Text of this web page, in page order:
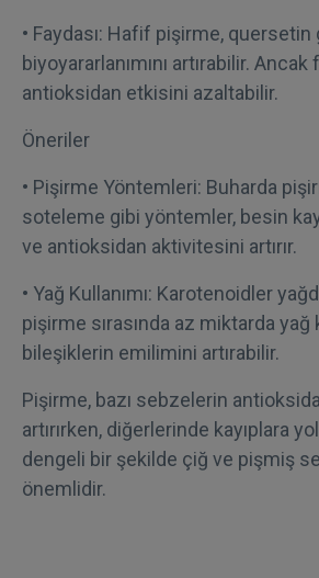
• Faydası: Hafif pişirme,
biyoyararlanımını artırabilir.
antioksidan etkisini azaltabilir.
Öneriler
• Pişirme Yöntemleri: Buharda
soteleme gibi yöntemler, besin
ve antioksidan aktivitesini artırır.
• Yağ Kullanımı: Karotenoidler
pişirme sırasında az miktarda yağ
bileşiklerin emilimini artırabilir.
Pişirme, bazı sebzelerin
artırırken, diğerlerinde kayıplara
dengeli bir şekilde çiğ ve pişmiş
önemlidir.